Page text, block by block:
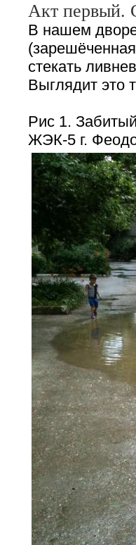
Акт первый.
В нашем
стекать
Выглядит это
Рис 1.
ЖЭК-5 г.